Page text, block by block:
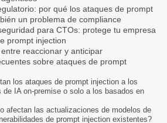
por qué los ataques de prompt
un problema de compliance
para CTOs: protege tu empresa
prompt injection
reaccionar y anticipar
sobre ataques de prompt
los ataques de prompt injection a los
de IA on-premise o solo a los basados en
afectan las actualizaciones de modelos de
de prompt injection existentes?